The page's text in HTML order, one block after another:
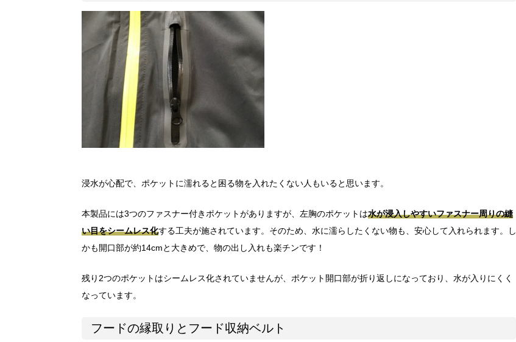
浸水が心配で、ポケットに濡れると困る物を入れたくない人もいると思います。
本製品には3つのファスナー付きポケットがありますが、左胸のポケットは水が浸入しやすいファスナー周りの縫
い目をシームレス化する工夫が施されています。そのため、水に濡らしたくない物も、安心して入れられます。し
かも開口部が約14cmと大きめで、物の出し入れも楽チンです！
残り2つのポケットはシームレス化されていませんが、ポケット開口部が折り返しになっており、水が入りにくく
なっています。
フードの縁取りとフード収納ベルト